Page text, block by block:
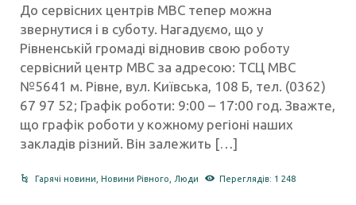
До сервісних центрів МВС тепер можна
звернутися і в суботу. Нагадуємо, що у
Рівненській громаді відновив свою роботу
сервісний центр МВС за адресою: ТСЦ МВС
№5641 м. Рівне, вул. Київська, 108 Б, тел. (0362)
67 97 52; Графік роботи: 9:00 – 17:00 год. Зважте,
що графік роботи у кожному регіоні наших
закладів різний. Він залежить […]
Гарячі новини Новини Рівного Люди Переглядів: 1 248